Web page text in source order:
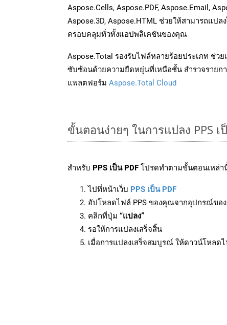
Aspose.Cells, Aspose.PDF, Aspose.Email,
Aspose.3D, Aspose.HTML ช่วยให้สามารถแป
ครอบคลุมทั่วทั้งแอปพลิเคชันของคุณ
Aspose.Total รองรับไฟล์หลายร้อยประเภท ช่ว
ซับซ้อนด้วยความยืดหยุ่นที่เหนือชั้น สำรวจราย
แพลตฟอร์ม Aspose.Total Cloud
ขั้นตอนง่ายๆ ในการแปลง PPS เ
สำหรับ PPS เป็น PDF โปรดทำตามขั้นตอนเหล่า
ไปที่หน้าเว็บ PPS เป็น PDF
อัปโหลดไฟล์ PPS ของคุณจากอุปกรณ์ขอ
คลิกที่ปุ่ม “แปลง”
รอให้การแปลงเสร็จสิ้น
เมื่อการแปลงเสร็จสมบูรณ์ ให้ดาวน์โหล